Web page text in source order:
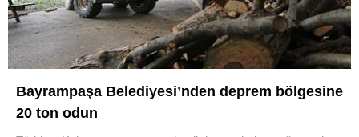
Bayrampaşa Belediyesi’nden deprem bölgesine
20 ton odun